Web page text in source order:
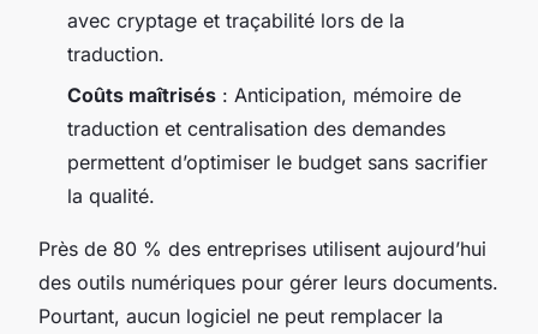
avec cryptage et traçabilité lors de la
traduction.
Coûts maîtrisés : Anticipation, mémoire de
traduction et centralisation des demandes
permettent d’optimiser le budget sans sacrifier
la qualité.
Près de 80 % des entreprises utilisent aujourd’hui
des outils numériques pour gérer leurs documents.
Pourtant, aucun logiciel ne peut remplacer la